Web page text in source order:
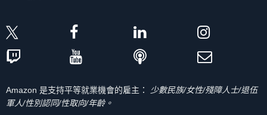
Amazon 是支持平等就業機會的雇主：
少數民族/女性/殘障人士/退伍
軍人/性別認同/性取向/年齡。